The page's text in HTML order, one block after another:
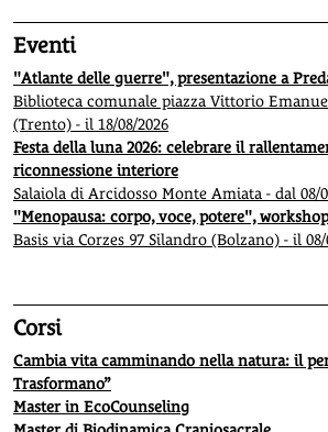
Eventi
"Atlante delle guerre", presentazione a
Biblioteca comunale piazza Vittorio
(Trento) - il 18/08/2026
Festa della luna 2026: celebrare il
riconnessione interiore
Salaiola di Arcidosso Monte Amiata - dal 08/
"Menopausa: corpo, voce, potere",
Basis via Corzes 97 Silandro (Bolzano) - il 08/
Corsi
Cambia vita camminando nella natura: il
Trasformano”
Master in EcoCounseling